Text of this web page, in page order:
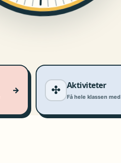
→ ✣ Aktiviteter
Få hele klassen med